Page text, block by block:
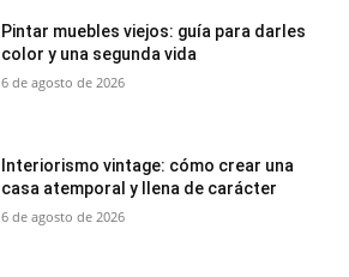
Pintar muebles viejos: guía para darles
color y una segunda vida
6 de agosto de 2026
Interiorismo vintage: cómo crear una
casa atemporal y llena de carácter
6 de agosto de 2026